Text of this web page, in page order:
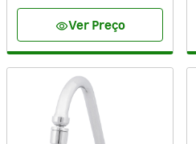
visibilityVer Preço